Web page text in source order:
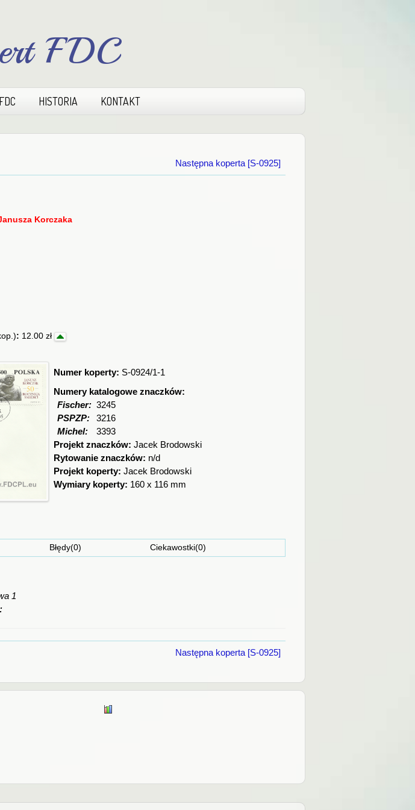
FDC
HISTORIA KONTAKT
Następna koperta [S-0925]
Korczaka
: 12.00 zł
Numer koperty: S-0924/1-1
Numery katalogowe znaczków:
Fischer: 3245
PSPZP:
3216
Michel:
3393
Projekt znaczków: Jacek Brodowski
Rytowanie znaczków: n/d
Projekt koperty: Jacek Brodowski
Wymiary koperty: 160 x 116 mm
Błędy(0) Ciekawostki(0)
1
Następna koperta [S-0925]